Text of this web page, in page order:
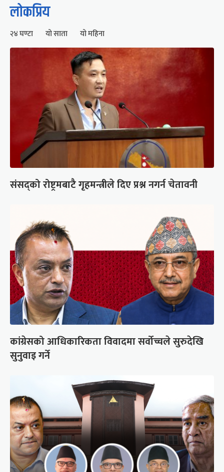
लोकप्रिय
२४ घण्टा यो साता यो महिना
संसद्को रोष्ट्रमबाटै गृहमन्त्रीले दिए प्रश्न नगर्न चेतावनी
कांग्रेसको आधिकारिकता विवादमा सर्वोच्चले सुरुदेखि
सुनुवाइ गर्ने